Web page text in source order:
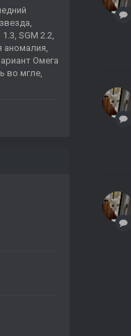
SGM 2.2,
аномалия,
Омега
во мгле,